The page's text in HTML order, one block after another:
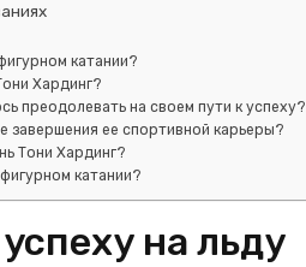
катании?
Хардинг?
преодолевать на своем пути к успеху?
завершения ее спортивной карьеры?
Тони Хардинг?
катании?
на льду